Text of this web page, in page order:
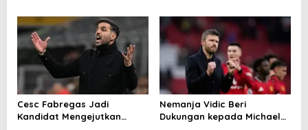
Cesc Fabregas Jadi
Kandidat Mengejutkan
Nemanja Vidic Beri
Dukungan kepada Michael